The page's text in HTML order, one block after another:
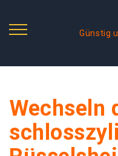
Günstig
Wechseln